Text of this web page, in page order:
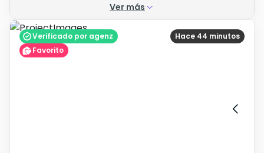
Ver más
Hace 44 minutos
Verificado por agenz
Favorito